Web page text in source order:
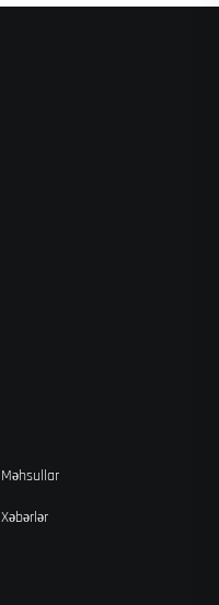
Məhsullar
Xəbərlər